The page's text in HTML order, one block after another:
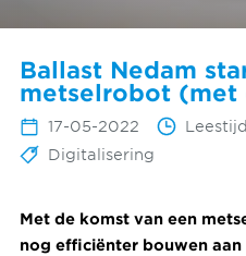
Ballast Nedam
metselrobot (met
17-05-2022
Digitalisering
Met de komst van een
nog efficiënter bouwen